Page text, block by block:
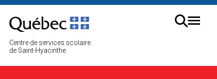
au
contenu
Centre de services scolaire
de Saint-Hyacinthe
Menu